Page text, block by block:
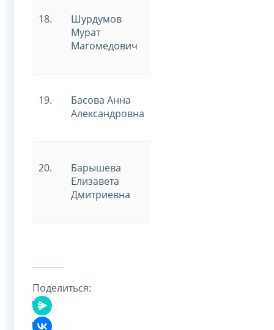
18.
Шурдумов
Мурат
Магомедович
19.
Басова Анна
Александровна
20.
Барышева
Елизавета
Дмитриевна
Поделиться: